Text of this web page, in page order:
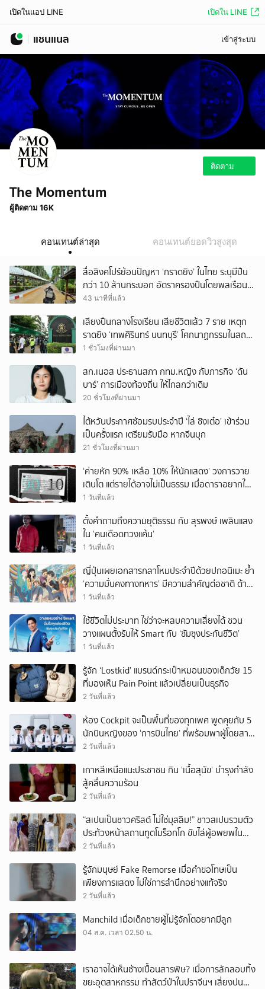
เปิดในแอป LINE เปิดใน LINE
แชนแนล เข้าสู่ระบบ
ติดตาม
The Momentum
ผู้ติดตาม 16K
คอนเทนต์ล่าสุด คอนเทนต์ยอดวิวสูงสุด
สื่อสิงคโปร์ย้อนปัญหา ‘กราดยิง’ ในไทย ระบุมีปืน
กว่า 10 ล้านกระบอก อัตราครองปืนโดยพลเรือน
สูงที่สุดในภูมิภาค
43 นาทีที่แล้ว
เสียงปืนกลางโรงเรียน เสียชีวิตแล้ว 7 ราย เหตุก
ราดยิง ‘เทพศิรินทร์ นนทบุรี’ โศกนาฏกรรมในสถาน
ศึกษา ครั้งที่ 2 ในรอบปี
1 ชั่วโมงที่ผ่านมา
สก.เนอส ประธานสภา กทม.หญิง กับภารกิจ ‘ดัน
บาร์’ การเมืองท้องถิ่น ให้ไกลกว่าเดิม
20 ชั่วโมงที่ผ่านมา
ไต้หวันประกาศซ้อมรบประจำปี ‘ไล่ ชิงเต๋อ’ เข้าร่วม
เป็นครั้งแรก เตรียมรับมือ หากจีนบุก
21 ชั่วโมงที่ผ่านมา
‘ค่ายหัก 90% เหลือ 10% ให้นักแสดง’ วงการวาย
เติบโต แต่รายได้อาจไม่เป็นธรรม เมื่อดาราอยากให้มี
‘สัญญามาตรฐาน’
1 วันที่แล้ว
ตั้งคำถามถึงความยุติธรรม กับ สุรพงษ์ เพลินแสง
ใน ‘คนเดือดทวงแค้น’
1 วันที่แล้ว
ญี่ปุ่นเผยเอกสารกลาโหมประจำปีด้วยปกอนิเมะ ย้ำ
‘ความมั่นคงทางทหาร’ มีความสำคัญต่อชาติ ด้าน
จีนเตือน ขออย่าซ้ำรอยประวัติศาสตร์
1 วันที่แล้ว
ใช้ชีวิตไม่ประมาท ใช่ว่าจะหลบความเสี่ยงได้ ชวน
วางแผนตั้งรับให้ Smart กับ ‘ซัมซุงประกันชีวิต’
1 วันที่แล้ว
รู้จัก ‘Lostkid’ แบรนด์กระเป๋าหมอนของเด็กวัย 15
ที่มองเห็น Pain Point แล้วเปลี่ยนเป็นธุรกิจ
2 วันที่แล้ว
ห้อง Cockpit จะเป็นพื้นที่ของทุกเพศ พูดคุยกับ 5
นักบินหญิงของ ‘การบินไทย’ ที่พร้อมพาผู้โดยสาร
บินไปทั่วโลก
2 วันที่แล้ว
เกาหลีเหนือแนะประชาชน กิน ‘เนื้อสุนัข’ บำรุงกำลัง
สู้คลื่นความร้อน
2 วันที่แล้ว
“สเปนเป็นชาวคริสต์ ไม่ใช่มุสลิม!” ชาวสเปนรวมตัว
ประท้วงหน้าสถานทูตโมร็อกโก ขับไล่ผู้อพยพใน
เมืองเซวตาออกนอกประเทศ
2 วันที่แล้ว
รู้จักมนุษย์ Fake Remorse เมื่อคำขอโทษเป็น
เพียงการแสดง ไม่ใช่การสำนึกอย่างแท้จริง
2 วันที่แล้ว
Manchild เมื่อเด็กชายผู้ไม่รู้จักโตอยากมีลูก
04 ส.ค. เวลา 02.50 น.
เราอาจได้เห็นช้างเปื้อนสารพิษ? เมื่อการลักลอบทิ้ง
ขยะอุตสาหกรรม ทำสัตว์ป่าในปราจีนฯ เสี่ยงปน